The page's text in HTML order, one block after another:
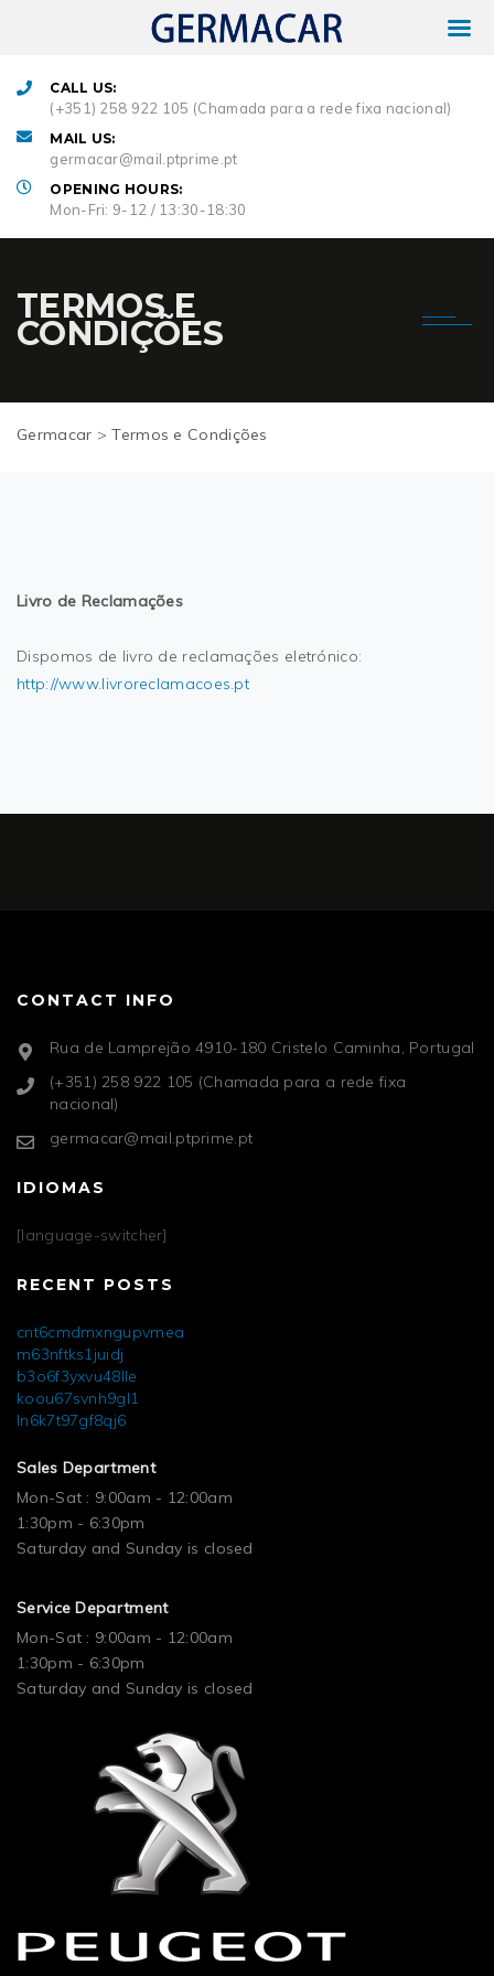
CALL US:
(+351) 258 922 105 (Chamada para a rede fixa nacional)
MAIL US:
germacar@mail.ptprime.pt
OPENING HOURS:
Mon-Fri: 9-12 / 13:30-18:30
TERMOS E
CONDIÇÕES
Germacar >Termos e Condições
Livro de Reclamações
Dispomos de livro de reclamações eletrónico:
http://www.livroreclamacoes.pt
CONTACT INFO
Rua de Lamprejão 4910-180 Cristelo Caminha, Portugal
(+351) 258 922 105 (Chamada para a rede fixa
nacional)
germacar@mail.ptprime.pt
IDIOMAS
[language-switcher]
RECENT POSTS
cnt6cmdmxngupvmea
m63nftks1juidj
b3o6f3yxvu48lle
koou67svnh9gl1
ln6k7t97gf8qj6
Sales Department
Mon-Sat : 9:00am - 12:00am
1:30pm - 6:30pm
Saturday and Sunday is closed
Service Department
Mon-Sat : 9:00am - 12:00am
1:30pm - 6:30pm
Saturday and Sunday is closed